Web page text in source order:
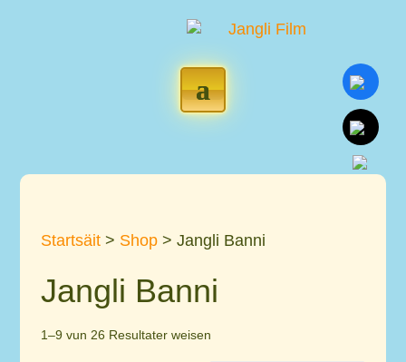
Startsäit> Shop> Jangli Banni
Jangli Banni
1–9 vun 26 Resultater weisen